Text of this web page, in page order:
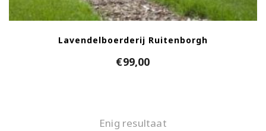
Lavendelboerderij Ruitenborgh
€99,00
Enig resultaat